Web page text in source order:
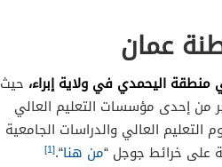
عمان
اليحمدي في ولاية إبراء، حيث
150 كيلو متر، وتعتبر من إحدى مؤسسات التعليم العالي
العالي والدراسات الجامعية
على خرائط جوجل “من هنا“.
[1]